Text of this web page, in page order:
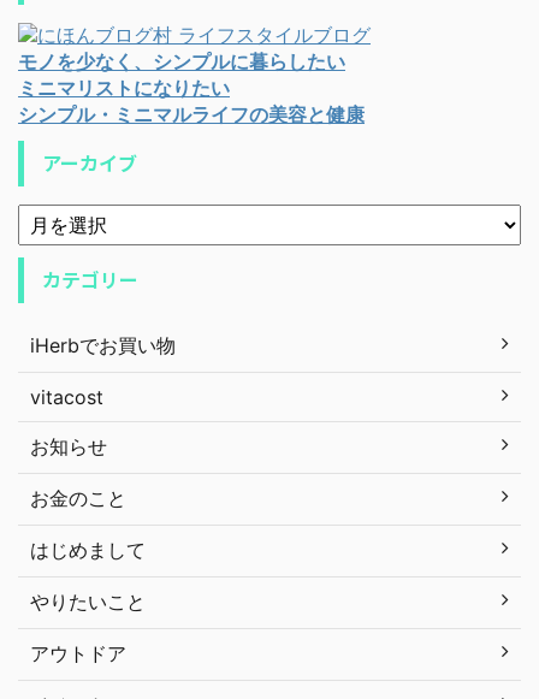
モノを少なく、シンプルに暮らしたい
ミニマリストになりたい
シンプル・ミニマルライフの美容と健康
アーカイブ
カテゴリー
iHerbでお買い物
vitacost
お知らせ
お金のこと
はじめまして
やりたいこと
アウトドア